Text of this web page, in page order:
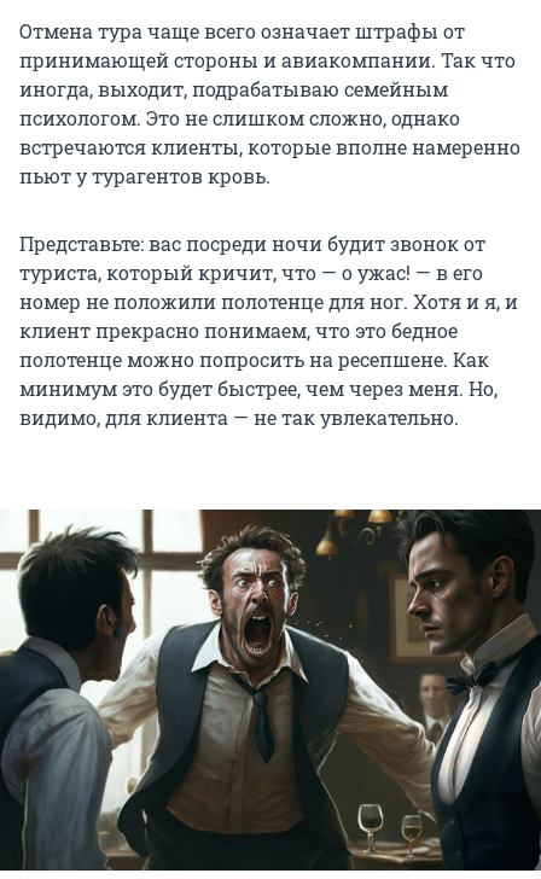
Отмена тура чаще всего означает штрафы от
принимающей стороны и авиакомпании. Так что
иногда, выходит, подрабатываю семейным
психологом. Это не слишком сложно, однако
встречаются клиенты, которые вполне намеренно
пьют у турагентов кровь.
Представьте: вас посреди ночи будит звонок от
туриста, который кричит, что — о ужас! — в его
номер не положили полотенце для ног. Хотя и я, и
клиент прекрасно понимаем, что это бедное
полотенце можно попросить на ресепшене. Как
минимум это будет быстрее, чем через меня. Но,
видимо, для клиента — не так увлекательно.